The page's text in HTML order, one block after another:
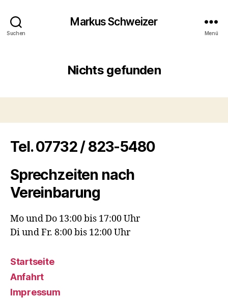
Suchen
Markus Schweizer
Menü
Nichts gefunden
Tel. 07732 / 823-5480
Sprechzeiten nach
Vereinbarung
Mo und Do 13:00 bis 17:00 Uhr
Di und Fr. 8:00 bis 12:00 Uhr
Startseite
Anfahrt
Impressum